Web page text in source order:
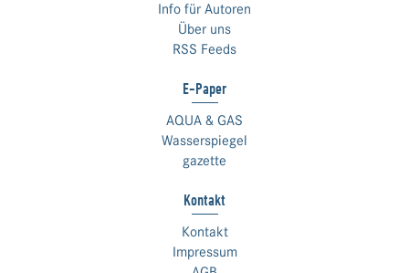
Info für Autoren
Über uns
RSS Feeds
E-Paper
AQUA & GAS
Wasserspiegel
gazette
Kontakt
Kontakt
Impressum